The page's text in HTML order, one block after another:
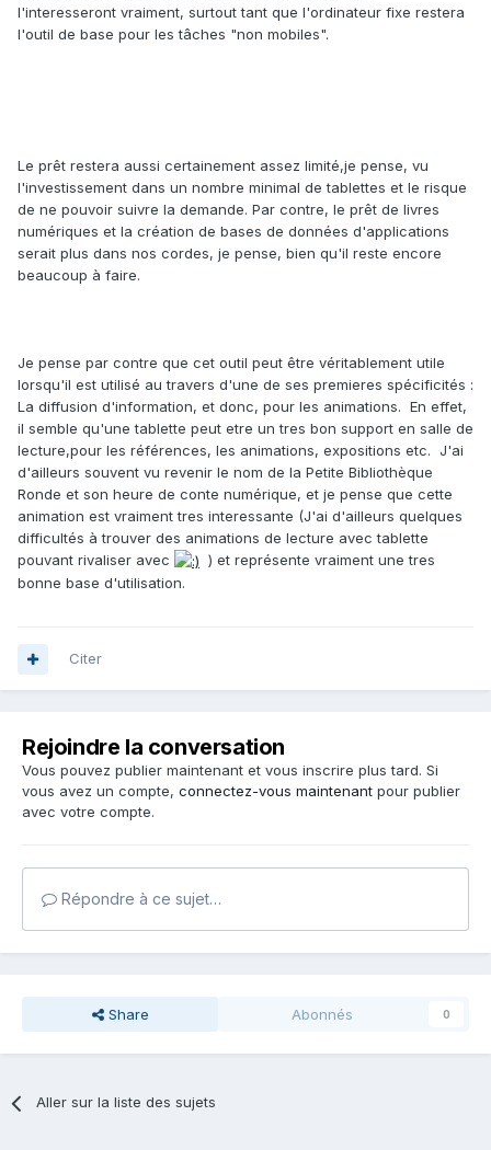
l'interesseront vraiment, surtout tant que l'ordinateur fixe restera
l'outil de base pour les tâches "non mobiles".
Le prêt restera aussi certainement assez limité,je pense, vu
l'investissement dans un nombre minimal de tablettes et le risque
de ne pouvoir suivre la demande. Par contre, le prêt de livres
numériques et la création de bases de données d'applications
serait plus dans nos cordes, je pense, bien qu'il reste encore
beaucoup à faire.
Je pense par contre que cet outil peut être véritablement utile
lorsqu'il est utilisé au travers d'une de ses premieres spécificités :
La diffusion d'information, et donc, pour les animations. En effet,
il semble qu'une tablette peut etre un tres bon support en salle de
lecture,pour les références, les animations, expositions etc. J'ai
d'ailleurs souvent vu revenir le nom de la Petite Bibliothèque
Ronde et son heure de conte numérique, et je pense que cette
animation est vraiment tres interessante (J'ai d'ailleurs quelques
difficultés à trouver des animations de lecture avec tablette
pouvant rivaliser avec
) et représente vraiment une tres
bonne base d'utilisation.
Citer
Rejoindre la conversation
Vous pouvez publier maintenant et vous inscrire plus tard. Si
vous avez un compte, connectez-vous maintenant pour publier
avec votre compte.
Répondre à ce sujet…
Share Abonnés 0
Aller sur la liste des sujets